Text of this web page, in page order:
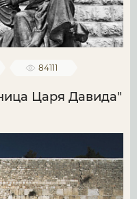
84111
Царя Давида"